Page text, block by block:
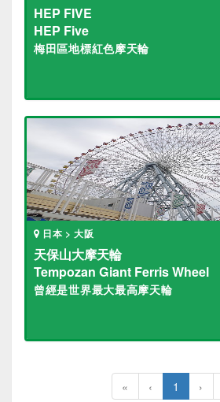
HEP FIVE
HEP Five
梅田區地標紅色摩天輪
日本 > 大阪
天保山大摩天輪
Tempozan Giant Ferris Wheel
曾經是世界最大最高摩天輪
« ‹ 1 ›